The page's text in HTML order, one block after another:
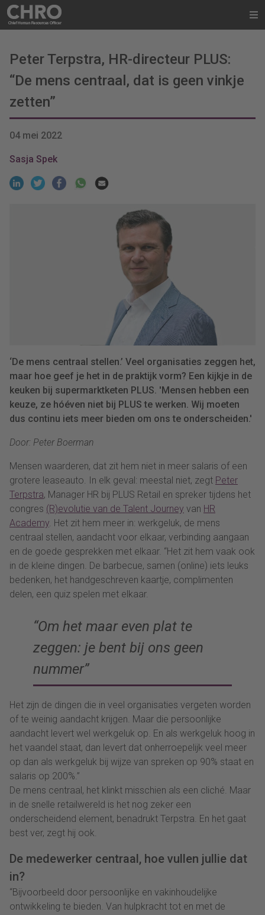
Peter Terpstra, HR-directeur PLUS:
“De mens centraal, dat is geen vinkje
zetten”
04 mei 2022
Sasja Spek
‘De mens centraal stellen.’ Veel organisaties zeggen het,
maar hoe geef je het in de praktijk vorm? Een kijkje in de
keuken bij supermarktketen PLUS. 'Mensen hebben een
keuze, ze hóéven niet bij PLUS te werken. Wij moeten
dus continu iets meer bieden om ons te onderscheiden.'
Door: Peter Boerman
Mensen waarderen, dat zit hem niet in meer salaris of een
grotere leaseauto. In elk geval: meestal niet, zegt Peter
Terpstra, Manager HR bij PLUS Retail en spreker tijdens het
congres (R)evolutie van de Talent Journey van HR
Academy. Het zit hem meer in: werkgeluk, de mens
centraal stellen, aandacht voor elkaar, verbinding aangaan
en de goede gesprekken met elkaar. “Het zit hem vaak ook
in de kleine dingen. De barbecue, samen (online) iets leuks
bedenken, het handgeschreven kaartje, complimenten
delen, een quiz spelen met elkaar.
“Om het maar even plat te
zeggen: je bent bij ons geen
nummer”
Het zijn de dingen die in veel organisaties vergeten worden
of te weinig aandacht krijgen. Maar die persoonlijke
aandacht levert wel werkgeluk op. En als werkgeluk hoog in
het vaandel staat, dan levert dat onherroepelijk veel meer
op dan als werkgeluk bij wijze van spreken op 90% staat en
salaris op 200%.”
De mens centraal, het klinkt misschien als een cliché. Maar
in de snelle retailwereld is het nog zeker een
onderscheidend element, benadrukt Terpstra. En het gaat
best ver, zegt hij ook.
De medewerker centraal, hoe vullen jullie dat
in?
“Bijvoorbeeld door persoonlijke en vakinhoudelijke
ontwikkeling te bieden. Van hulpkracht tot en met de